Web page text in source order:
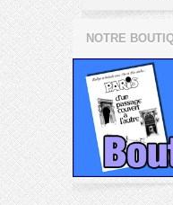
NOTRE